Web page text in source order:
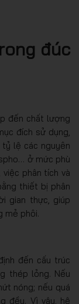
đúc
đến chất lượng
đích sử dụng,
lệ các nguyên
ở mức phù
phân tích và
thiết bị phân
gian thực, giúp
mẻ phôi.
đến cấu trúc
thép lỏng. Nếu
nóng; nếu quá
đều. Vì vậy, hệ